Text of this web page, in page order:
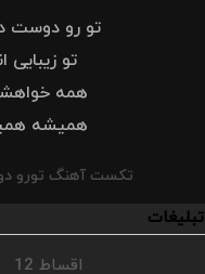
تو رو دوست
تو زیبایی
همه
همیشه
تکست آهنگ تورو
تبلیغات
اقساط 12